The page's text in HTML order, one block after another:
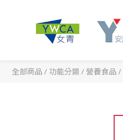
全部商品 / 功能分類 / 營養食品 /